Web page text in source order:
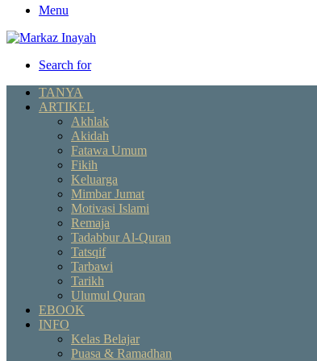
Menu
Search for
TANYA
ARTIKEL
Akhlak
Akidah
Fatawa Umum
Fikih
Keluarga
Mimbar Jumat
Motivasi Islami
Remaja
Tadabbur Al-Quran
Tatsqif
Tarbawi
Tarikh
Ulumul Quran
EBOOK
INFO
Kelas Belajar
Puasa & Ramadhan